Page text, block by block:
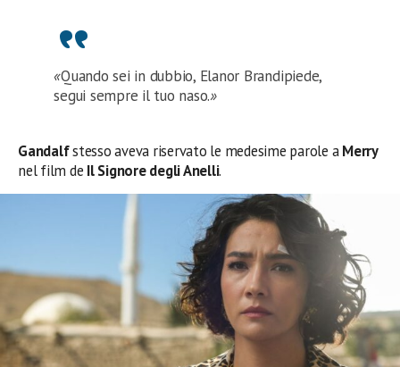
«Quando sei in dubbio, Elanor Brandipiede,
segui sempre il tuo naso.»
Gandalfstesso aveva riservato le medesime parole aMerry
nel film de Il Signore degli Anelli.